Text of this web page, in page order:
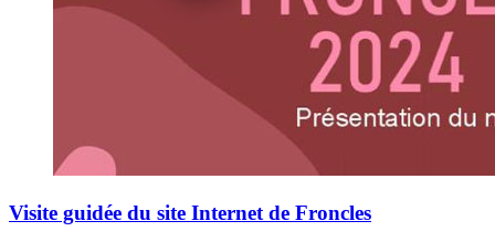
Visite guidée du site Internet de Froncles